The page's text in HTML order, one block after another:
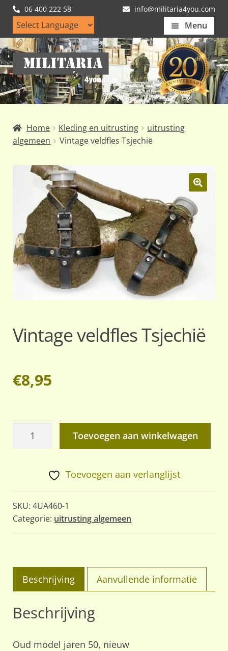
06 400 222 58 info@militaria4you.com
Menu
Home
Artikelen
Nieuws
Klantfotos
Ga
door
naar
navigatie
Ga
naar
de
inhoud
Home Kleding en uitrusting
uitrusting
algemeen
Vintage veldfles Tsjechië
Vintage veldfles Tsjechië
€8,95
Vintage
Toevoegen aan winkelwagen
Toevoegen aan verlanglijst
SKU:4UA460-1
Categorie: uitrusting algemeen
Beschrijving Aanvullende informatie
Beschrijving
Oud model jaren 50, nieuw